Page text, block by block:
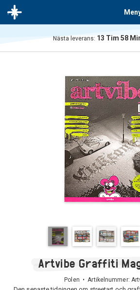
Nästa leverans: 13 Tim 58
Artvibe Graffiti
Polen • Artikelnummer: